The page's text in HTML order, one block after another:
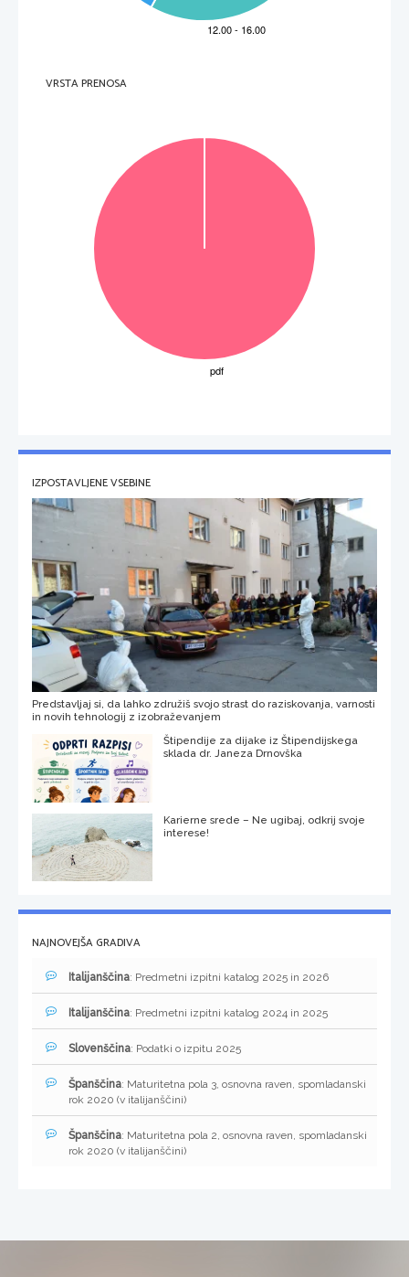
VRSTA PRENOSA
IZPOSTAVLJENE VSEBINE
Predstavljaj si, da lahko združiš svojo strast do raziskovanja, varnosti
in novih tehnologij z izobraževanjem
Štipendije za dijake iz Štipendijskega
sklada dr. Janeza Drnovška
Karierne srede – Ne ugibaj, odkrij svoje
interese!
NAJNOVEJŠA GRADIVA
Italijanščina: Predmetni izpitni katalog 2025 in 2026
Italijanščina: Predmetni izpitni katalog 2024 in 2025
Slovenščina: Podatki o izpitu 2025
Španščina: Maturitetna pola 3, osnovna raven, spomladanski
rok 2020 (v italijanščini)
Španščina: Maturitetna pola 2, osnovna raven, spomladanski
rok 2020 (v italijanščini)